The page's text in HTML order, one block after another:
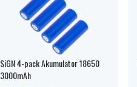
SiGN 4-pack Akumulator 18650
3000mAh